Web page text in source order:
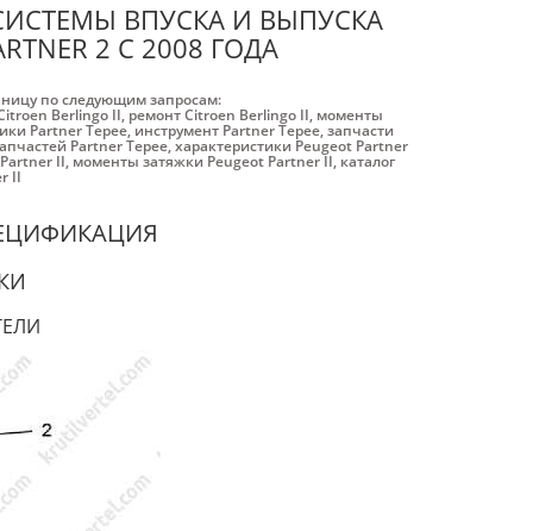
ВПУСКА И ВЫПУСКА
2 С 2008 ГОДА
по следующим запросам:
Berlingo II, ремонт Citroen Berlingo II, моменты
Partner Tepee,инструмент Partner Tepee,запчасти
Partner Tepee,характеристики Peugeot Partner
II, моменты затяжки Peugeot Partner II, каталог
II